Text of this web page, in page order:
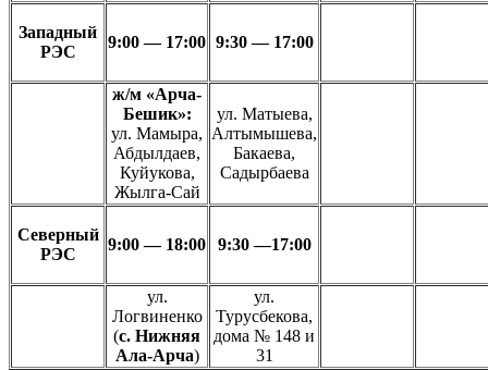
Западный
РЭС
9:00 — 17:00 9:30 — 17:00
ж/м «Арча-
Бешик»:
ул. Мамыра,
Абдылдаев,
Куйукова,
Жылга-Сай
ул. Матыева,
Алтымышева,
Бакаева,
Садырбаева
Северный
РЭС
9:00 — 18:00 9:30 —17:00
ул.
Логвиненко
(с. Нижняя
Ала-Арча)
ул.
Турусбекова,
дома № 148 и
31